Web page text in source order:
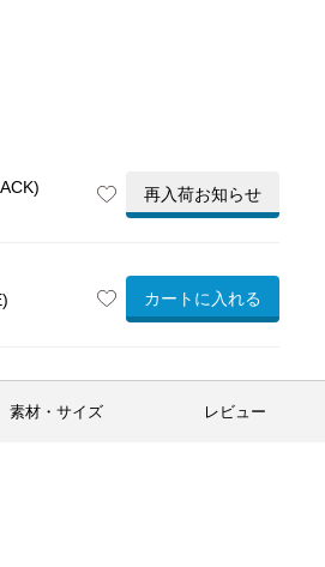
再入荷お知らせ
カートに入れる
素材・サイズ レビュー